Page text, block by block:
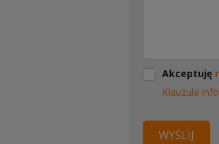
Akceptuję
Klauzula
WYŚLIJ